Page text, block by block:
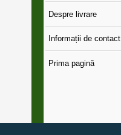
Despre livrare
Informații de contact
Prima pagină